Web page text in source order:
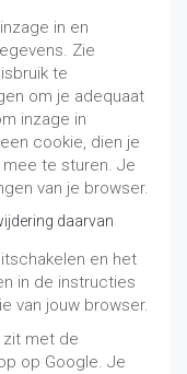
in en
Zie
te
om je adequaat
inzage in
cookie, dien je
te sturen. Je
van je browser.
daarvan
en het
in de instructies
van jouw browser.
zit met de
op Google. Je